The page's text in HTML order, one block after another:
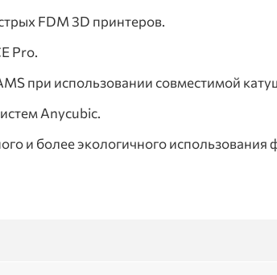
FDM 3D принтеров.
Pro.
при использовании совместимой
Anycubic.
и более экологичного использования